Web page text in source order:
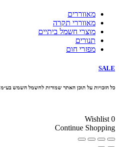
מאווררים
מאווררי תקרה
מוצרי חשמל ביתיים
תנורים
מפזרי חום
SALE
כל הזכויות על תוכן האתר שמורות לחשמל השמש בע״מ
Wishlist 0
Continue Shopping